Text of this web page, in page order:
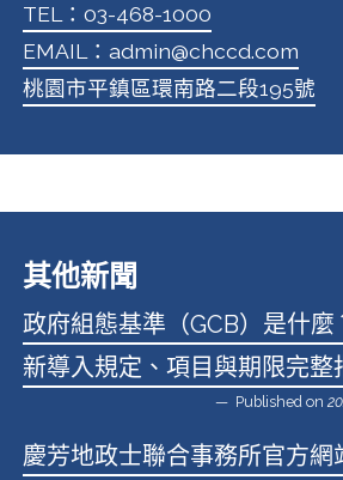
TEL：03-468-1000
EMAIL：admin@chccd.com
桃園市平鎮區環南路二段195號
其他新聞
政府組態基準（GCB）是什麼
新導入規定、項目與期限完整
Published on
慶芳地政士聯合事務所官方網